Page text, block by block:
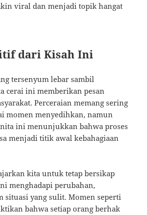
viral dan menjadi topik hangat
dari Kisah Ini
tersenyum lebar sambil
cerai ini memberikan pesan
Perceraian memang sering
momen menyedihkan, namun
ini menunjukkan bahwa proses
menjadi titik awal kebahagiaan
kita untuk tetap bersikap
menghadapi perubahan,
situasi yang sulit. Momen seperti
bahwa setiap orang berhak